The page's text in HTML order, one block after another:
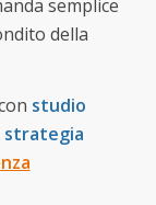
semplice
della
studio
strategia